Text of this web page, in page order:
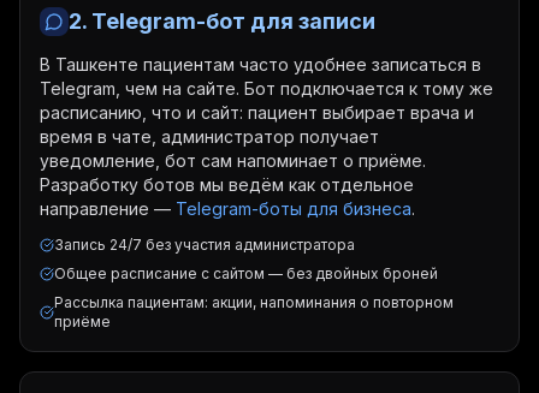
2. Telegram-бот для записи
В Ташкенте пациентам часто удобнее записаться в
Telegram, чем на сайте. Бот подключается к тому же
расписанию, что и сайт: пациент выбирает врача и
время в чате, администратор получает
уведомление, бот сам напоминает о приёме.
Разработку ботов мы ведём как отдельное
направление — Telegram-боты для бизнеса.
Запись 24/7 без участия администратора
Общее расписание с сайтом — без двойных броней
Рассылка пациентам: акции, напоминания о повторном
приёме